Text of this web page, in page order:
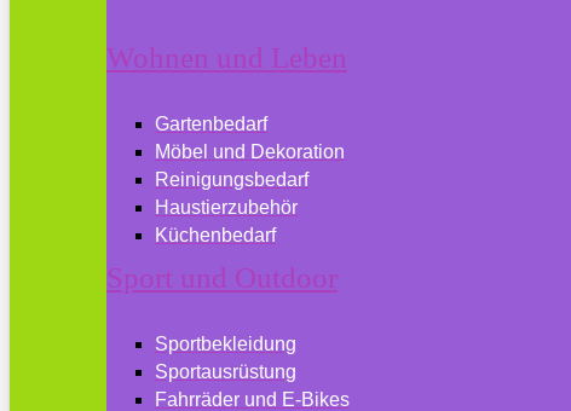
Wohnen und Leben
Gartenbedarf
Möbel und Dekoration
Reinigungsbedarf
Haustierzubehör
Küchenbedarf
Sport und Outdoor
Sportbekleidung
Sportausrüstung
Fahrräder und E-Bikes